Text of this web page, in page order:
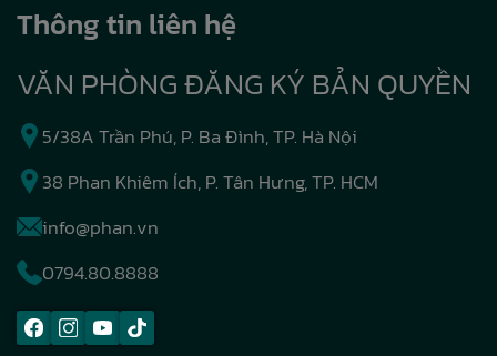
Thông tin liên hệ
VĂN PHÒNG ĐĂNG KÝ BẢN QUYỀN
5/38A Trần Phú, P. Ba Đình, TP. Hà Nội
38 Phan Khiêm Ích, P. Tân Hưng, TP. HCM
info@phan.vn
0794.80.8888